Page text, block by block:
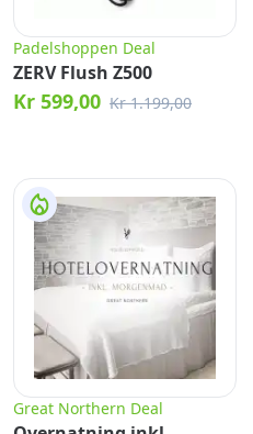
Padelshoppen Deal
ZERV Flush Z500
Kr 599,00 Kr 1.199,00
Great Northern Deal